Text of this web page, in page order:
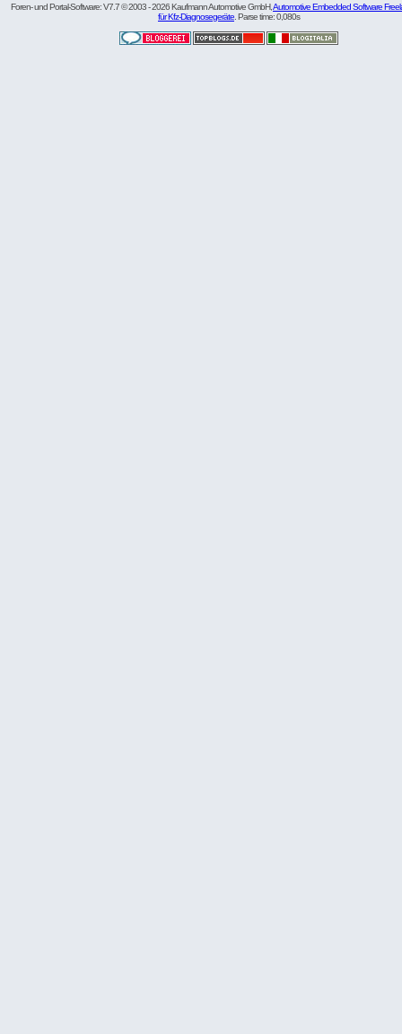
Foren- und Portal-Software: V7.7 © 2003 - 2026 Kaufmann Automotive GmbH,Automotive Embedded Software
für Kfz-Diagnosegeräte . Parse time: 0,080s